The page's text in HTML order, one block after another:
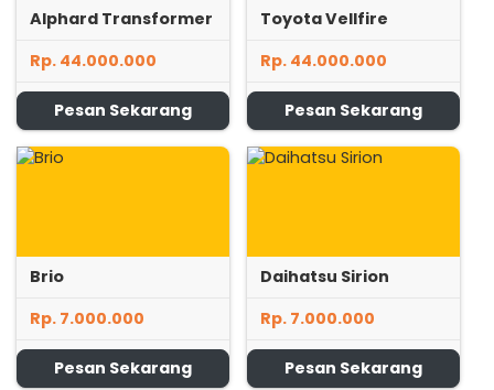
Alphard Transformer
Rp. 44.000.000
Pesan Sekarang
Toyota Vellfire
Rp. 44.000.000
Pesan Sekarang
Brio
Rp. 7.000.000
Pesan Sekarang
Daihatsu Sirion
Rp. 7.000.000
Pesan Sekarang